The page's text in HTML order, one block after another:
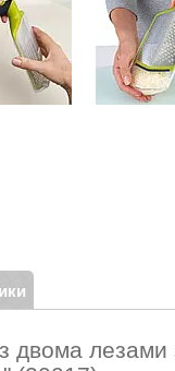
двома